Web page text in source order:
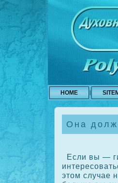
HOME
Она
Если вы —
этом случае